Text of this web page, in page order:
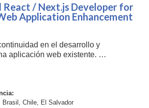
React / Next.js Developer for
Application Enhancement
en el desarrollo y
aplicación web existente.
componentes UI omitidos.
Brasil, Chile, El Salvador